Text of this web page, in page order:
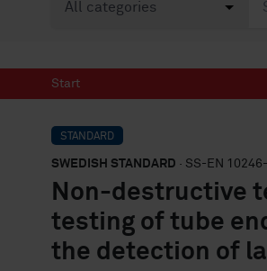
Start
STANDARD
SWEDISH STANDARD · SS-EN
Non-destructive
testing of tube
the detection of